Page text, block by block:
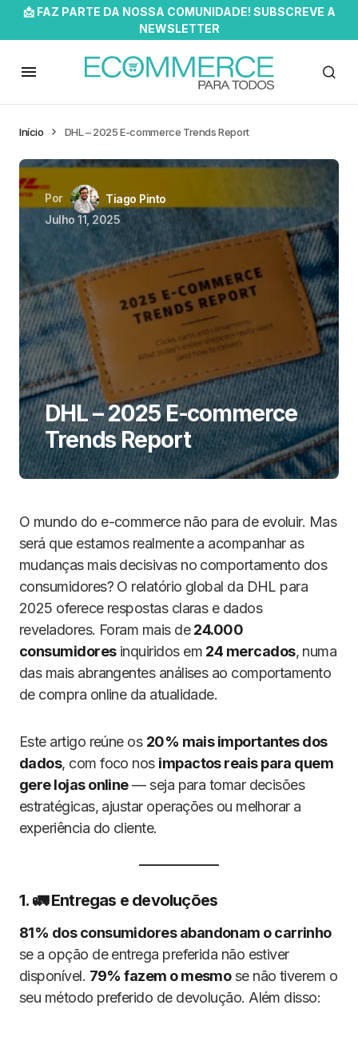
📩 FAZ PARTE DA NOSSA COMUNIDADE! SUBSCREVE A
NEWSLETTER
Início DHL – 2025 E-commerce Trends Report
Por
Tiago Pinto
Julho 11, 2025
DHL – 2025 E-commerce
Trends Report
O mundo do e-commerce não para de evoluir. Mas
será que estamos realmente a acompanhar as
mudanças mais decisivas no comportamento dos
consumidores? O relatório global da DHL para
2025 oferece respostas claras e dados
reveladores. Foram mais de24.000
consumidoresinquiridos em 24 mercados, numa
das mais abrangentes análises ao comportamento
de compra online da atualidade.
Este artigo reúne os 20% mais importantes dos
dados, com foco nos impactos reais para quem
gere lojas online— seja para tomar decisões
estratégicas, ajustar operações ou melhorar a
experiência do cliente.
1. 🚛 Entregas e devoluções
81% dos consumidores abandonam o carrinho
se a opção de entrega preferida não estiver
disponível. 79% fazem o mesmose não tiverem o
seu método preferido de devolução. Além disso: